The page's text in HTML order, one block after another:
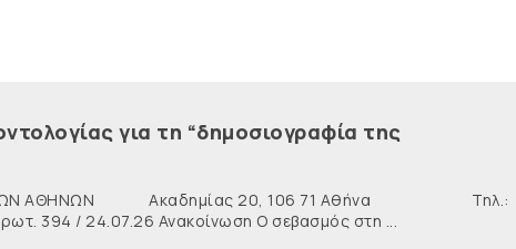
για τη “δημοσιογραφία της
ΑΘΗΝΩΝ Ακαδημίας 20, 106 71 Αθήνα Τηλ.:
394 / 24.07.26 Ανακοίνωση Ο σεβασμός στη ...